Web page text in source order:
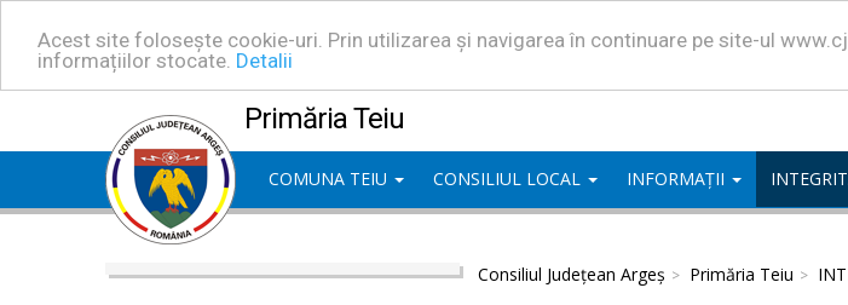
Acest site folosește cookie-uri. Prin utilizarea și navigarea în continuare pe site-ul
informațiilor stocate. Detalii
Primăria Teiu
COMUNA TEIU CONSILIUL LOCAL INFORMAȚII
Consiliul Județean Argeș Primăria Teiu